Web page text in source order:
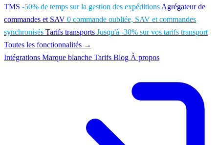
TMS -50% de temps sur la gestion des expéditions Agrégateur de
commandes et SAV 0 commande oubliée, SAV et commandes
synchronisés Tarifs transports Jusqu'à -30% sur vos tarifs transport
Toutes les fonctionnalités →
Intégrations Marque blanche Tarifs Blog À propos